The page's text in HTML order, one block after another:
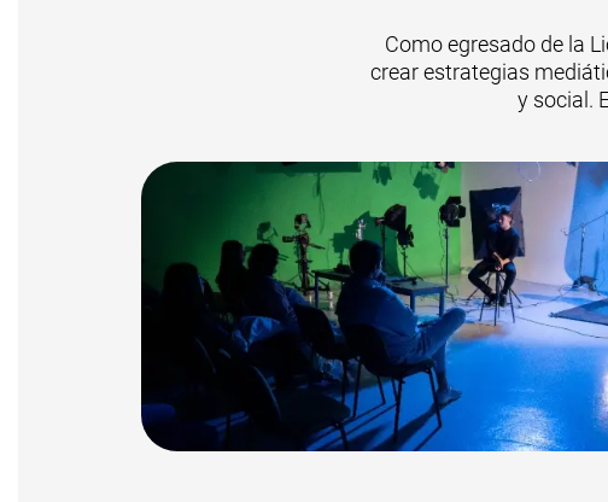
Como egresado de la
crear estrategias
y social.